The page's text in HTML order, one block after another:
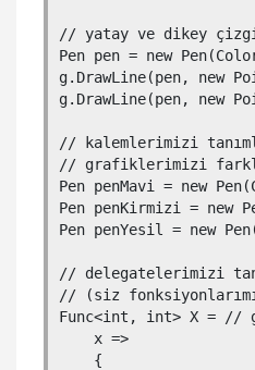
// yatay ve dikey
Pen pen = new
g.DrawLine(pen, new
g.DrawLine(pen, new
// kalemlerimizi
// grafiklerimizi
Pen penMavi = new
Pen penKirmizi = new
Pen penYesil = new
// delegatelerimizi
// (siz
Func<int, int> X = //
    x =>
    {